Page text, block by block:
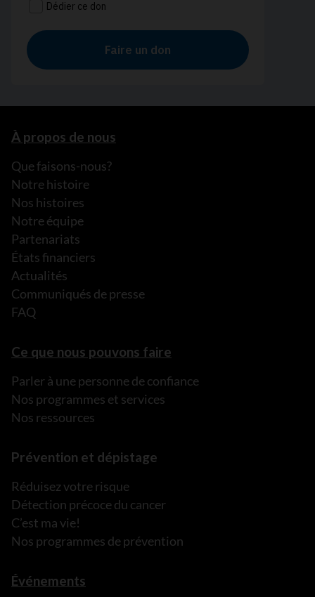
À propos de nous
Que faisons-nous?
Notre histoire
Nos histoires
Notre équipe
Partenariats
États financiers
Actualités
Communiqués de presse
FAQ
Ce que nous pouvons faire
Parler à une personne de confiance
Nos programmes et services
Nos ressources
Prévention et dépistage
Réduisez votre risque
Détection précoce du cancer
C’est ma vie!
Nos programmes de prévention
Événements